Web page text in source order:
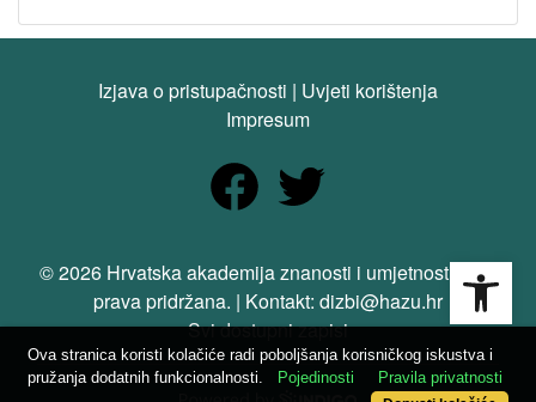
Izjava o pristupačnosti | Uvjeti korištenja
Impresum
© 2026 Hrvatska akademija znanosti i umjetnosti. Sva
prava pridržana. | Kontakt: dizbi@hazu.hr
Svi dostupni zapisi
Ova stranica koristi kolačiće radi poboljšanja korisničkog iskustva i
pružanja dodatnih funkcionalnosti.
Pojedinosti Pravila privatnosti